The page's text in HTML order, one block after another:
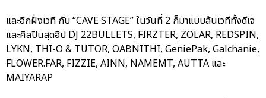
และอีกฝั่งเวที กับ “CAVE STAGE” ในวันที่ 2 ก็มาแบบล้นเวทีทั้งดีเจ
และศิลปินสุดฮิป DJ 22BULLETS, FIRZTER, ZOLAR, REDSPIN,
LYKN, THI-O & TUTOR, OABNITHI, GeniePak, Galchanie,
FLOWER.FAR, FIZZIE, AINN, NAMEMT, AUTTA และ
MAIYARAP